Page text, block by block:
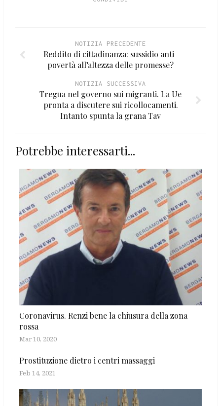
NOTIZIA PRECEDENTE
Reddito di cittadinanza: sussidio anti-
povertà all’altezza delle promesse?
NOTIZIA SUCCESSIVA
Tregua nel governo sui migranti. La Ue
pronta a discutere sui ricollocamenti.
Intanto spunta la grana Tav
Potrebbe interessarti...
Coronavirus. Renzi bene la chiusura della zona
rossa
Mar 10, 2020
Prostituzione dietro i centri massaggi
Feb 14, 2021